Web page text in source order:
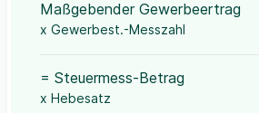
Maßgebender Gewerbeertrag
x Gewerbest.-Messzahl
= Steuermess-Betrag
x Hebesatz